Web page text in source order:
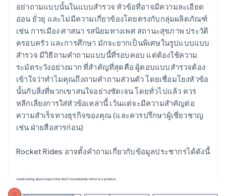
อย่าถามแบบนั้นในแบบสำรวจ หัวข้อที่อาจมีความละเอียด
อ่อน ยั่วยุ และไม่มีความเกี่ยวข้องโดยตรงกับกลุ่มผลิตภัณฑ์
เช่น การเมือง ศาสนา รสนิยมทางเพศ สถานะสุขภาพ ประวัติ
ครอบครัว และการศึกษา มักจะยากเป็นพิเศษในรูปแบบแบบ
สำรวจ มีวิธีถามคำถามแบบนี้ที่รอบคอบ แต่ต้องใช้ความ
ระมัดระวังอย่างมาก ที่สำคัญที่สุดคือ ผู้ตอบแบบสำรวจต้อง
เข้าใจว่าทำไมคุณถึงถามคำถามส่วนตัว โดยเชื่อมโยงหัวข้อ
นั้นกับสิ่งที่พวกเขาสนใจอย่างชัดเจน โดยทั่วไปแล้ว ควร
หลีกเลี่ยงการใส่หัวข้อเหล่านี้ เว้นแต่จะมีความสำคัญต่อ
ความสำเร็จทางธุรกิจของคุณ (และควรปรึกษาผู้เชี่ยวชาญ
เช่น ฝ่ายสื่อสารก่อน)
Rocket Rides อาจตั้งคำถามเกี่ยวกับข้อมูลประชากรได้ดังนี้